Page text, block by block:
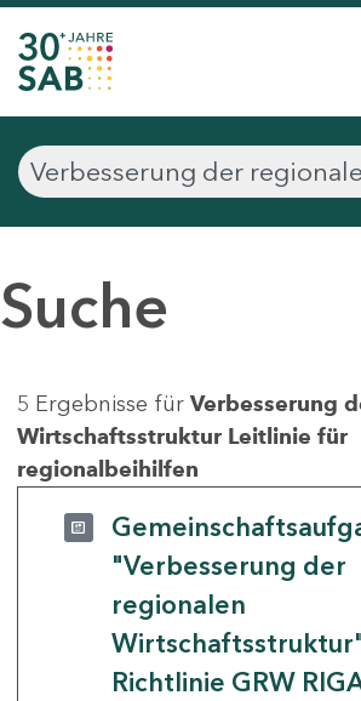
Suche
5 Ergebnisse für Verbesserung
Wirtschaftsstruktur Leitlinie für
regionalbeihilfen
"Verbesserung der
regionalen
Richtlinie GRW